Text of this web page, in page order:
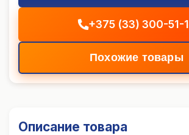
+375 (33) 300-51-
Похожие товары
Описание товара